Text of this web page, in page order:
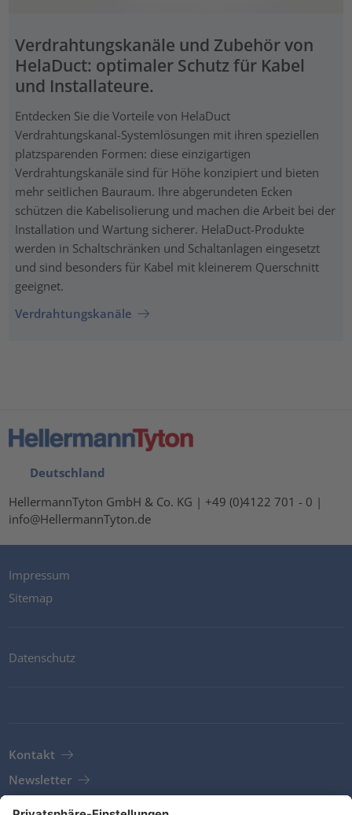
Verdrahtungskanäle und Zubehör von
HelaDuct: optimaler Schutz für Kabel
und Installateure.
Entdecken Sie die Vorteile von HelaDuct
Verdrahtungskanal-Systemlösungen mit ihren speziellen
platzsparenden Formen: diese einzigartigen
Verdrahtungskanäle sind für Höhe konzipiert und bieten
mehr seitlichen Bauraum. Ihre abgerundeten Ecken
schützen die Kabelisolierung und machen die Arbeit bei der
Installation und Wartung sicherer. HelaDuct-Produkte
werden in Schaltschränken und Schaltanlagen eingesetzt
und sind besonders für Kabel mit kleinerem Querschnitt
geeignet.
Verdrahtungskanäle
Deutschland
HellermannTyton GmbH & Co. KG | +49 (0)4122 701 - 0 |
info@HellermannTyton.de
Impressum
Sitemap
Datenschutz
Kontakt
Newsletter